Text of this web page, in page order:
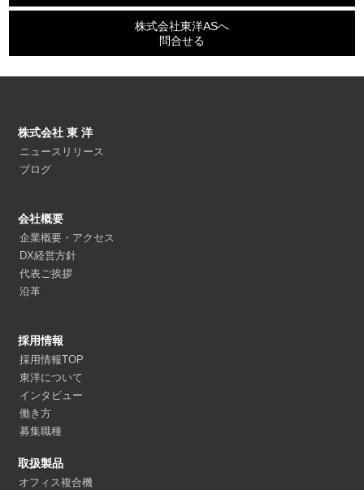
株式会社東洋ASへ
問合せる
株式会社 東 洋
ニュースリリース
ブログ
会社概要
企業概要・アクセス
DX経営方針
代表ご挨拶
沿革
採用情報
採用情報TOP
東洋について
インタビュー
働き方
募集職種
取扱製品
オフィス複合機